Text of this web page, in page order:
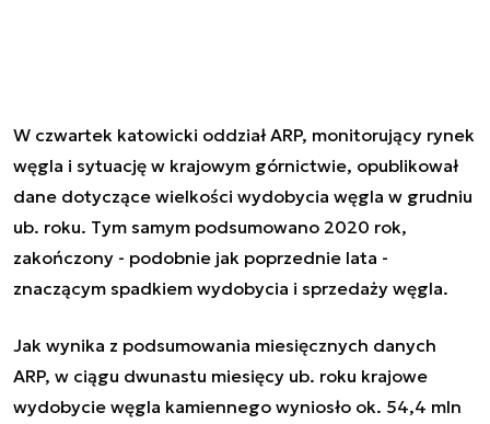
W czwartek katowicki oddział ARP, monitorujący rynek
węgla i sytuację w krajowym górnictwie, opublikował
dane dotyczące wielkości wydobycia węgla w grudniu
ub. roku. Tym samym podsumowano 2020 rok,
zakończony - podobnie jak poprzednie lata -
znaczącym spadkiem wydobycia i sprzedaży węgla.
Jak wynika z podsumowania miesięcznych danych
ARP, w ciągu dwunastu miesięcy ub. roku krajowe
wydobycie węgla kamiennego wyniosło ok. 54,4 mln